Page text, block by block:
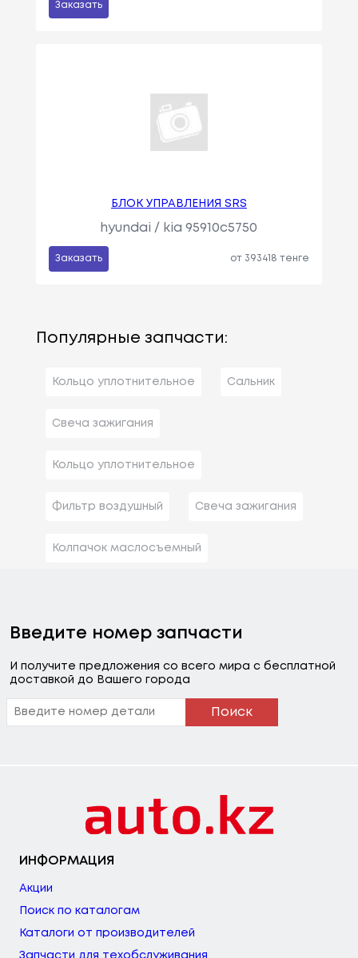
Заказать
БЛОК УПРАВЛЕНИЯ SRS
hyundai / kia 95910c5750
Заказать от 393418 тенге
Популярные запчасти:
Кольцо уплотнительное Сальник
Свеча зажигания
Кольцо уплотнительное
Фильтр воздушный Свеча зажигания
Колпачок маслосъемный
Введите номер запчасти
И получите предложения со всего мира с бесплатной
доставкой до Вашего города
Поиск
ИНФОРМАЦИЯ
Акции
Поиск по каталогам
Каталоги от производителей
Запчасти для техобслуживания